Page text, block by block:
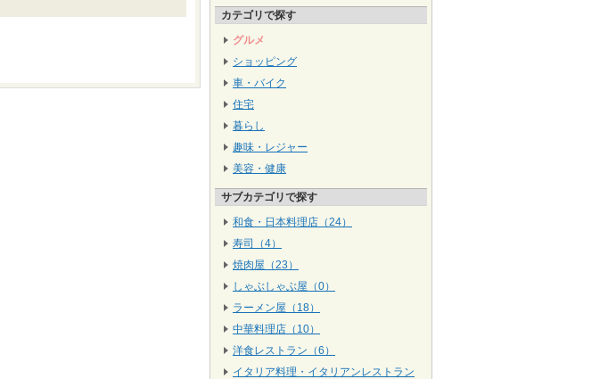
カテゴリで探す
グルメ
ショッピング
車・バイク
住宅
暮らし
趣味・レジャー
美容・健康
サブカテゴリで探す
和食・日本料理店（24）
寿司（4）
焼肉屋（23）
しゃぶしゃぶ屋（0）
ラーメン屋（18）
中華料理店（10）
洋食レストラン（6）
イタリア料理・イタリアンレストラン